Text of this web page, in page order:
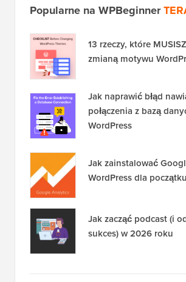
Popularne na WPBeginner
13 rzeczy, które
zmianą motywu
Jak naprawić błąd
połączenia z bazą
WordPress
Jak zainstalować
WordPress dla
Jak zacząć podcast (i
sukces) w 2026 roku